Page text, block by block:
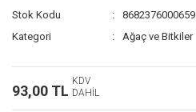
Stok Kodu
8682376000659
Kategori
Ağaç ve Bitkiler
93,00 TL
KDV
DAHİL